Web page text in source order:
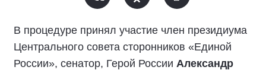
В процедуре принял участие член президиума
Центрального совета сторонников «Единой
России», сенатор, Герой России Александр